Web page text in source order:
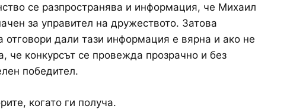
се разпространява и информация, че Михаил
за управител на дружеството. Затова
отговори дали тази информация е вярна и ако не
че конкурсът се провежда прозрачно и без
победител.
когато ги получа.